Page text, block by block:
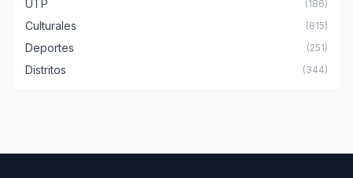
UTP (186)
Culturales (815)
Deportes (251)
Distritos (344)